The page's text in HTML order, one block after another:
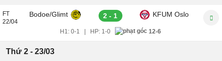
FT
22/04
Bodoe/Glimt 2 - 1 KFUM Oslo
H1: 0-1 HP: 1-0 12-6
Thứ 2 - 23/03